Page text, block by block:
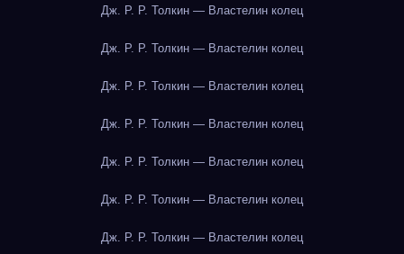
Дж. Р. Р. Толкин — Властелин колец
Дж. Р. Р. Толкин — Властелин колец
Дж. Р. Р. Толкин — Властелин колец
Дж. Р. Р. Толкин — Властелин колец
Дж. Р. Р. Толкин — Властелин колец
Дж. Р. Р. Толкин — Властелин колец
Дж. Р. Р. Толкин — Властелин колец